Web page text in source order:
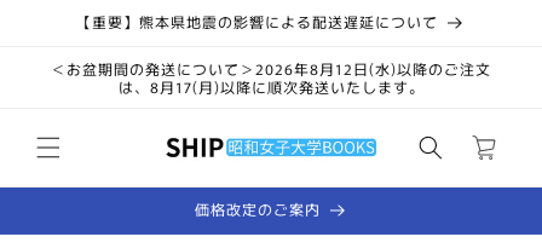
ンツに【重要】熊本県地震の影響による配送遅延について
＜お盆期間の発送について＞2026年8月12日(水)以降のご注文
は、8月17(月)以降に順次発送いたします。
ー
価格改定のご案内